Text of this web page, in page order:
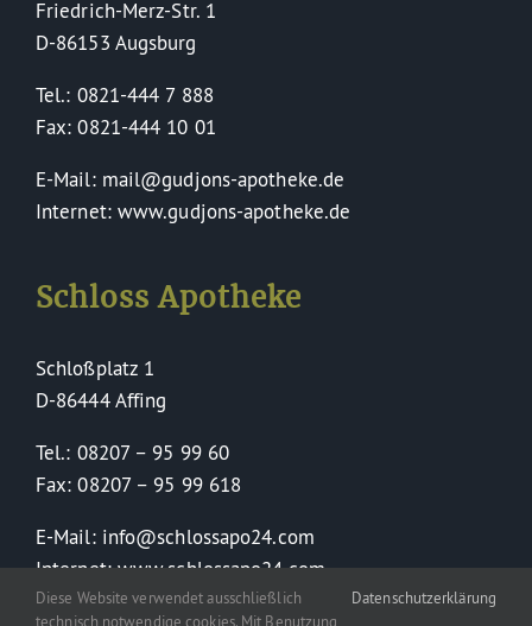
Friedrich-Merz-Str. 1
D-86153 Augsburg
Tel.: 0821-444 7 888
Fax: 0821-444 10 01
E-Mail: mail@gudjons-apotheke.de
Internet: www.gudjons-apotheke.de
Schloss Apotheke
Schloßplatz 1
D-86444 Affing
Tel.: 08207 – 95 99 60
Fax: 08207 – 95 99 618
E-Mail: info@schlossapo24.com
Internet: www.schlossapo24.com
Diese Website verwendet ausschließlich
technisch notwendige cookies. Mit Benutzung
Datenschutzerklärung